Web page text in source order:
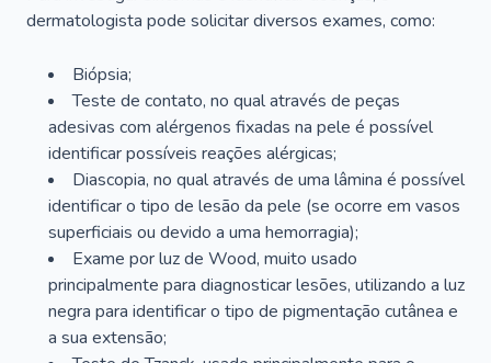
dermatologista pode solicitar diversos exames, como:
Biópsia;
Teste de contato, no qual através de peças
adesivas com alérgenos fixadas na pele é possível
identificar possíveis reações alérgicas;
Diascopia, no qual através de uma lâmina é possível
identificar o tipo de lesão da pele (se ocorre em vasos
superficiais ou devido a uma hemorragia);
Exame por luz de Wood, muito usado
principalmente para diagnosticar lesões, utilizando a luz
negra para identificar o tipo de pigmentação cutânea e
a sua extensão;